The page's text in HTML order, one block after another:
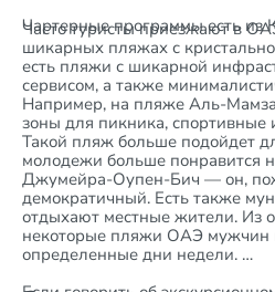
Чартерные программы есть из
Часто туристы приезжают в
шикарных пляжах с
есть пляжи с шикарной
сервисом, а также
Например, на пляже Аль-
зоны для пикника, спортивные
Такой пляж больше подойдет
молодежи больше понравится
Джумейра-Оупен-Бич — он,
демократичный. Есть также
отдыхают местные жители. Из
некоторые пляжи ОАЭ мужчин
определенные дни недели.